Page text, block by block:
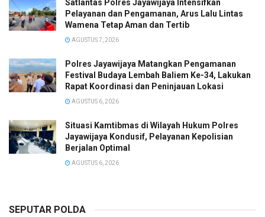
Satlantas Polres Jayawijaya Intensifkan
Pelayanan dan Pengamanan, Arus Lalu Lintas
Wamena Tetap Aman dan Tertib
AGUSTUS 7, 2026
Polres Jayawijaya Matangkan Pengamanan
Festival Budaya Lembah Baliem Ke-34, Lakukan
Rapat Koordinasi dan Peninjauan Lokasi
AGUSTUS 6, 2026
Situasi Kamtibmas di Wilayah Hukum Polres
Jayawijaya Kondusif, Pelayanan Kepolisian
Berjalan Optimal
AGUSTUS 6, 2026
SEPUTAR POLDA